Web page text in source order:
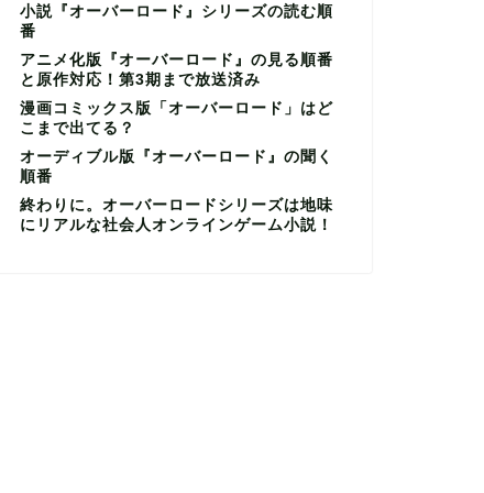
小説『オーバーロード』シリーズの読む順
番
アニメ化版『オーバーロード』の見る順番
と原作対応！第3期まで放送済み
漫画コミックス版「オーバーロード」はど
こまで出てる？
オーディブル版『オーバーロード』の聞く
順番
終わりに。オーバーロードシリーズは地味
にリアルな社会人オンラインゲーム小説！